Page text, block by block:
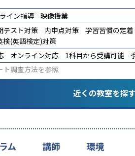
イン指導
映像授業
テスト対策 内申点対策 学習習慣の定着
検(英語検定)対策
オンライン対応 1科目から受講可能
ト調査方法を参照
近くの教室を探す
ム 講師 環境